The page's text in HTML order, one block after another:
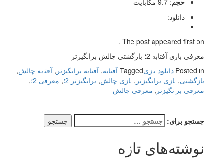
حجم: 9.7 مگابایت
دانلود:
The post appeared first on .
معرفی بازی آفتابه 2؛ بازگشتی چالش برانگیزتر
Posted in دانلود بازیTagged آفتابه,آفتابه برانگیزتر ,آفتابه چالش,
بازگشتی, بازی برانگیزتر , بازی چالش, برانگیزتر 2؛ , معرفی 2؛
,
معرفی برانگیزتر , معرفی چالش
جستجو برای:
نوشته‌های تازه